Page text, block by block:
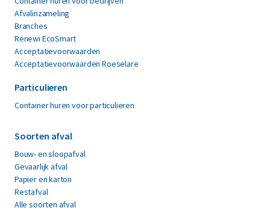
Afvalinzameling
Branches
Renewi EcoSmart
Acceptatievoorwaarden
Acceptatievoorwaarden Roeselare
Particulieren
Container huren voor particulieren
Soorten afval
Bouw- en sloopafval
Gevaarlijk afval
Papier en karton
Restafval
Alle soorten afval